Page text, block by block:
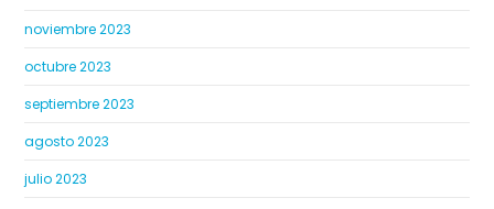
noviembre 2023
octubre 2023
septiembre 2023
agosto 2023
julio 2023